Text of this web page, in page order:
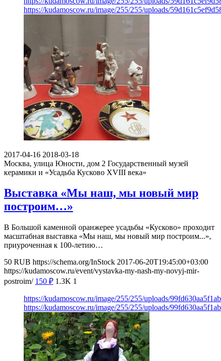
https://kudamoscow.ru/image/255/255/uploads/
2017-04-16 2018-03-18
Москва, улица Юности, дом 2 Государственный музей
керамики и «Усадьба Кусково XVIII века»
Выставка «Мы наш, мы новый мир
построим…»
В Большой каменной оранжерее усадьбы «Кусково» проходит
масштабная выставка «Мы наш, мы новый мир построим...»,
приуроченная к 100-летию…
50 RUB https://schema.org/InStock 2017-06-20T19:45:00+03:00
https://kudamoscow.ru/event/vystavka-my-nash-my-novyj-mir-
postroim/ 150 ₽ 1.3K 1
https://kudamoscow.ru/image/255/255/uploads/
https://kudamoscow.ru/image/255/255/uploads/